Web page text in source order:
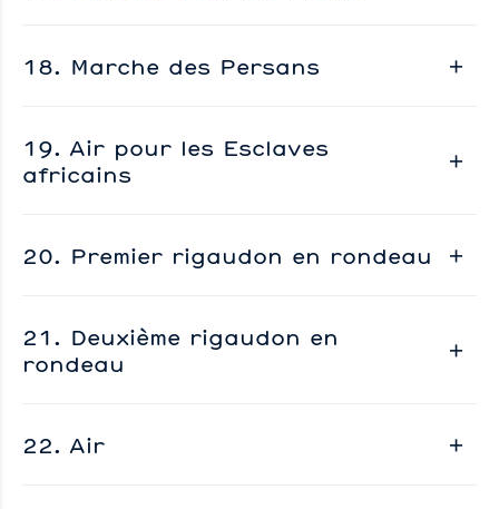
18. Marche des Persans
19. Air pour les Esclaves
africains
20. Premier rigaudon en rondeau
21. Deuxième rigaudon en
rondeau
22. Air